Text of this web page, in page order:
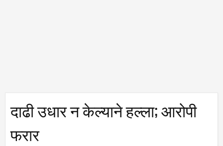
दाढी उधार न केल्याने हल्ला; आरोपी
फरार